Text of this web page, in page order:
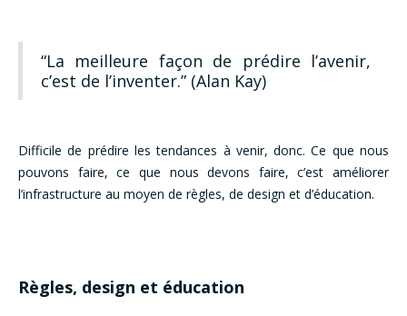
“La meilleure façon de prédire l’avenir,
c’est de l’inventer.” (Alan Kay)
Difficile de prédire les tendances à venir, donc. Ce que nous
pouvons faire, ce que nous devons faire, c’est améliorer
l’infrastructure au moyen de règles, de design et d’éducation.
Règles, design et éducation